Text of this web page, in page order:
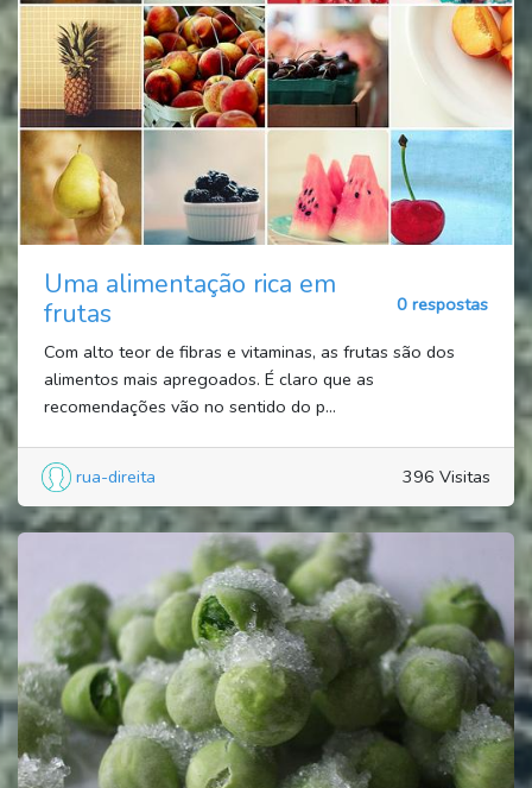
Uma alimentação rica em
frutas
0 respostas
Com alto teor de fibras e vitaminas, as frutas são dos
alimentos mais apregoados. É claro que as
recomendações vão no sentido do p...
rua-direita 396 Visitas